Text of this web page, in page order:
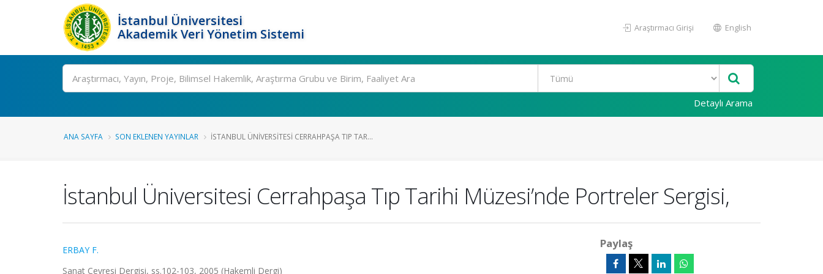
İstanbul Üniversitesi
Akademik Veri Yönetim Sistemi
Araştırmacı Girişi English
Ara
Detaylı Arama
ANA SAYFA SON EKLENEN YAYINLAR İSTANBUL ÜNIVERSITESI CERRAHPAŞA TIP TAR...
İstanbul Üniversitesi Cerrahpaşa Tıp Tarihi Müzesi’nde Portreler Sergisi,
ERBAY F.
Sanat Çevresi Dergisi, ss.102-103, 2005 (Hakemli Dergi)
Paylaş